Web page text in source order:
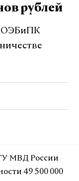
рублей
ОЭБиПК
МВД России
49 500 000